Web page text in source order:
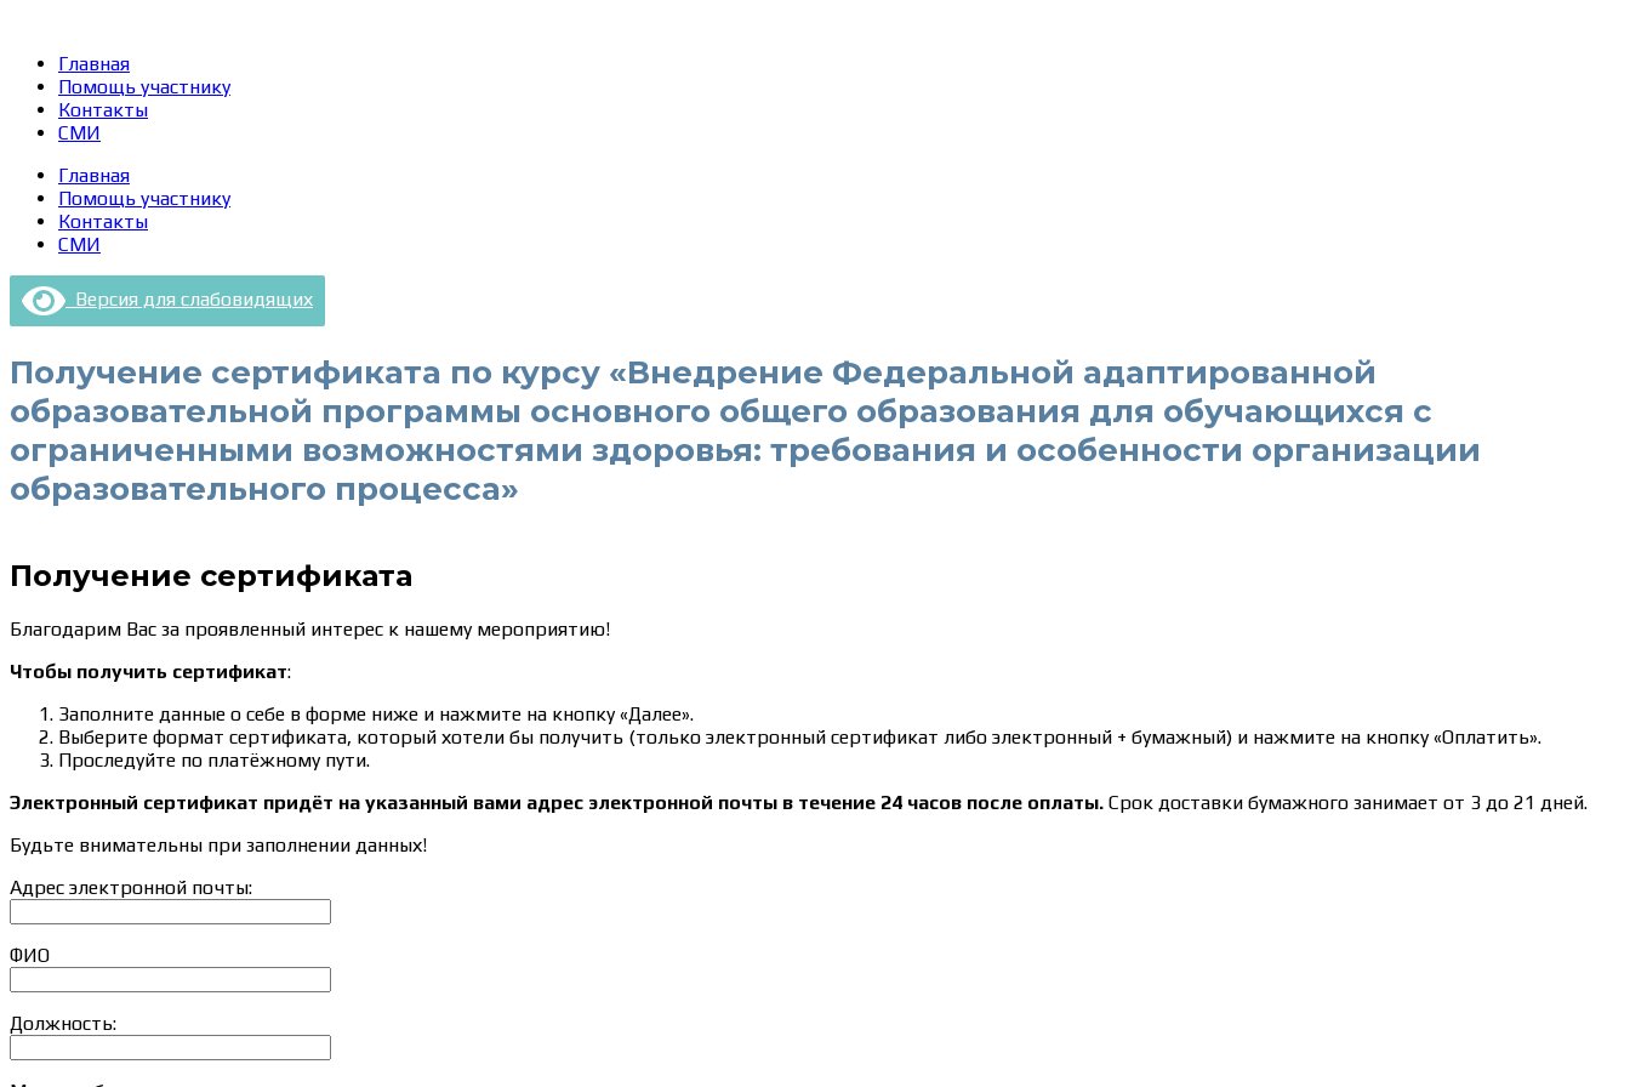
Главная
Помощь участнику
Контакты
СМИ
Главная
Помощь участнику
Контакты
СМИ
Версия для слабовидящих
Получение сертификата по курсу «Внедрение Федеральной адаптированной
образовательной программы основного общего образования для обучающихся с
ограниченными возможностями здоровья: требования и особенности организации
образовательного процесса»
Получение сертификата
Благодарим Вас за проявленный интерес к нашему мероприятию!
Чтобы получить сертификат:
Заполните данные о себе в форме ниже и нажмите на кнопку «Далее».
Выберите формат сертификата, который хотели бы получить (только электронный сертификат либо электронный + бумажный) и нажмите на кнопку «Оплатить».
Проследуйте по платёжному пути.
Электронный сертификат придёт на указанный вами адрес электронной почты в течение 24 часов после оплаты. Срок доставки бумажного занимает от 3 до 21 дней.
Будьте внимательны при заполнении данных!
Адрес электронной почты:
ФИО
Должность: